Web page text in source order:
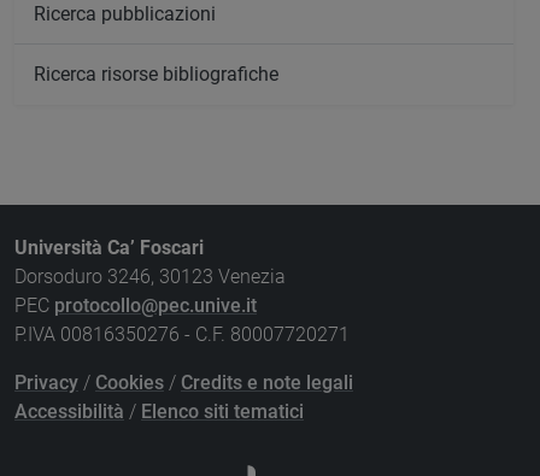
Ricerca pubblicazioni
Ricerca risorse bibliografiche
Università Ca’ Foscari
Dorsoduro 3246, 30123 Venezia
PEC protocollo@pec.unive.it
P.IVA 00816350276 - C.F. 80007720271
Privacy / Cookies / Credits e note legali
Accessibilità / Elenco siti tematici